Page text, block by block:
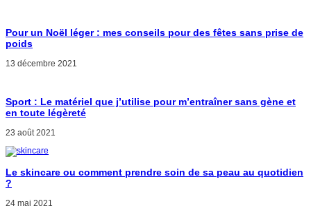
Pour un Noël léger : mes conseils pour des fêtes sans prise de
poids
13 décembre 2021
Sport : Le matériel que j’utilise pour m’entraîner sans gène et
en toute légèreté
23 août 2021
Le skincare ou comment prendre soin de sa peau au quotidien
?
24 mai 2021